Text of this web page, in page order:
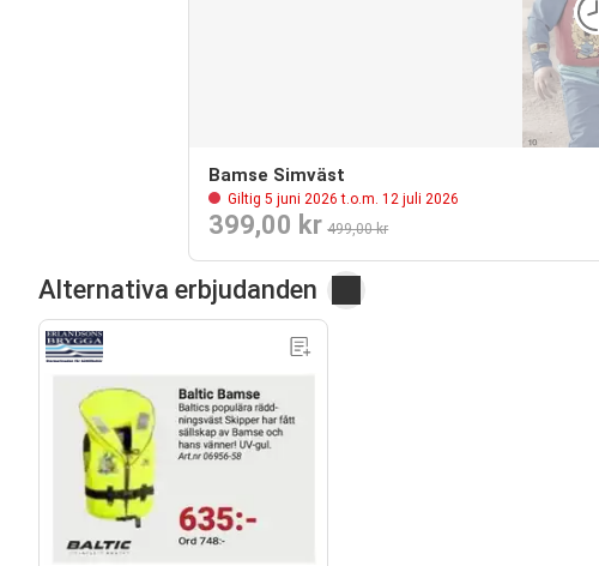
Bamse Simväst
Giltig 5 juni 2026 t.o.m. 12 juli 2026
399,00 kr 499,00 kr
Alternativa erbjudanden